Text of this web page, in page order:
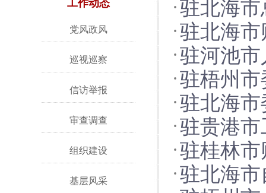
工作动态
党风政风
巡视巡察
信访举报
审查调查
组织建设
基层风采
实生态
驻北海
动矿产资
驻北海
清廉社
驻河池
定” 筑牢
驻梧州
关 廉洁关
驻北海市
炼”增强
驻贵港
督“末梢”
驻桂林
育深下
驻北海